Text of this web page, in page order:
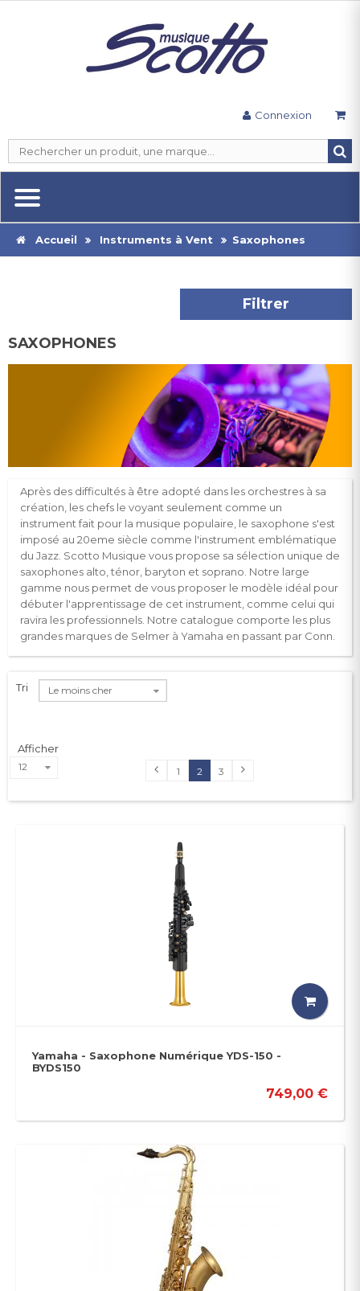
Connexion
Accueil Instruments à Vent Saxophones
Filtrer
SAXOPHONES
Après des difficultés à être adopté dans les orchestres à sa
création, les chefs le voyant seulement comme un
instrument fait pour la musique populaire, le saxophone s'est
imposé au 20eme siècle comme l'instrument emblématique
du Jazz. Scotto Musique vous propose sa sélection unique de
saxophones alto, ténor, baryton et soprano. Notre large
gamme nous permet de vous proposer le modèle idéal pour
débuter l'apprentissage de cet instrument, comme celui qui
ravira les professionnels. Notre catalogue comporte les plus
grandes marques de Selmer à Yamaha en passant par Conn.
1 2 3
Tri Le moins cher
Afficher
12
Yamaha - Saxophone Numérique YDS-150 -
BYDS150
749,00 €